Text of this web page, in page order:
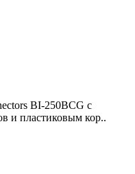
BI-250BCG с
и пластиковым кор..